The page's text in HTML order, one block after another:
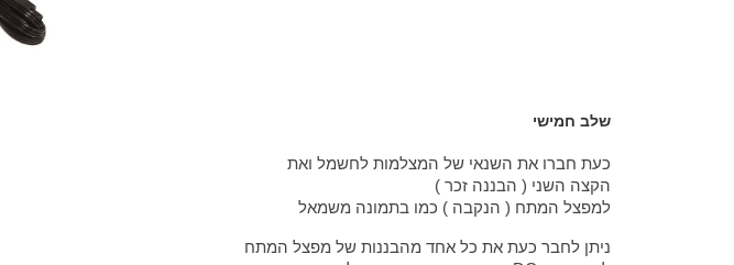
שלב חמישי
כעת חברו את השנאי של המצלמות לחשמל ואת
הקצה השני ( הבננה זכר )
למפצל המתח ( הנקבה ) כמו בתמונה משמאל
ניתן לחבר כעת את כל אחד מהבננות של מפצל המתח